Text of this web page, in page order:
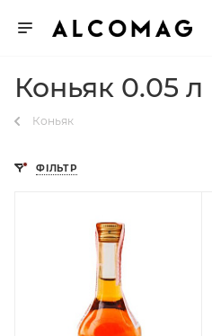
Коньяк 0.05 л
Коньяк
ФІЛЬТР